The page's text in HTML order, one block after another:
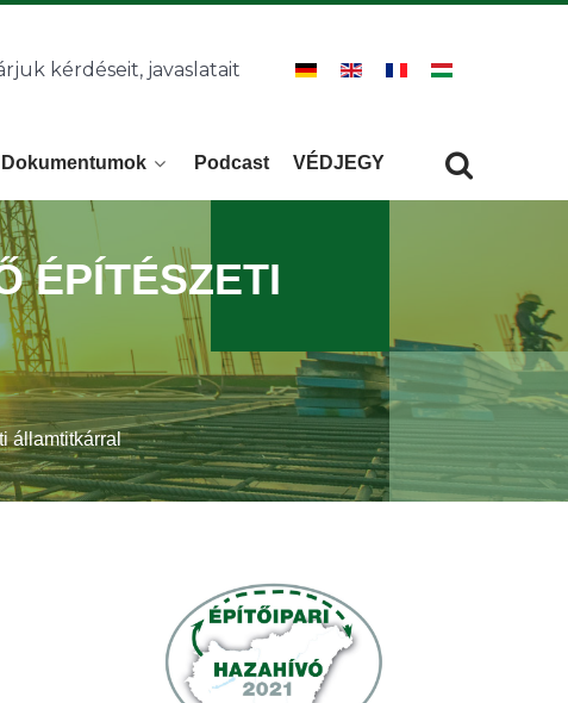
kérdéseit, javaslatait
Dokumentumok Podcast VÉDJEGY
államtitkárral
ÉPÍTÉSZETI